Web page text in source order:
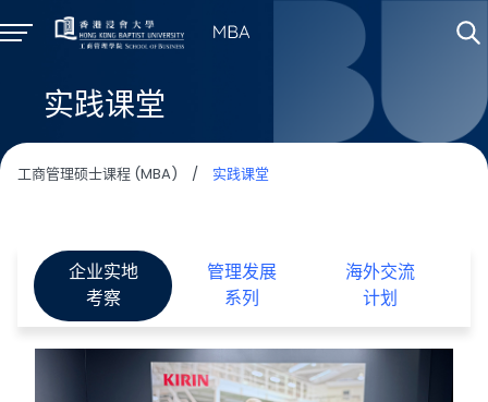
实践课堂
工商管理硕士课程 (MBA) / 实践课堂
企业实地
考察
管理发展
系列
海外交流
计划